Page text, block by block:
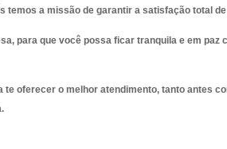
temos a missão de garantir a satisfação total
para que você possa ficar tranquila e em
oferecer o melhor atendimento, tanto antes